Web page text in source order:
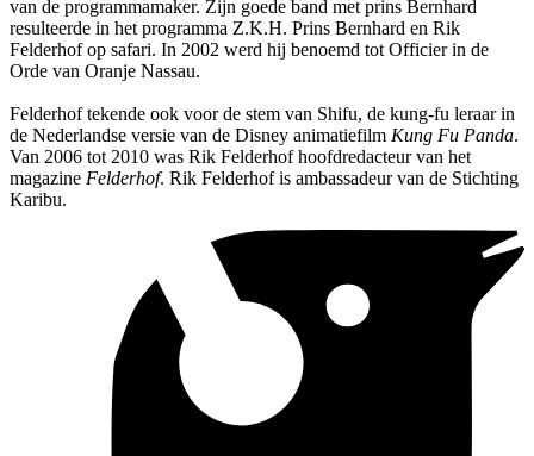
van de programmamaker. Zijn goede band met prins Bernhard
resulteerde in het programma Z.K.H. Prins Bernhard en Rik
Felderhof op safari. In 2002 werd hij benoemd tot Officier in de
Orde van Oranje Nassau.
Felderhof tekende ook voor de stem van Shifu, de kung-fu leraar in
de Nederlandse versie van de Disney animatiefilm Kung Fu Panda.
Van 2006 tot 2010 was Rik Felderhof hoofdredacteur van het
magazine Felderhof. Rik Felderhof is ambassadeur van de Stichting
Karibu.